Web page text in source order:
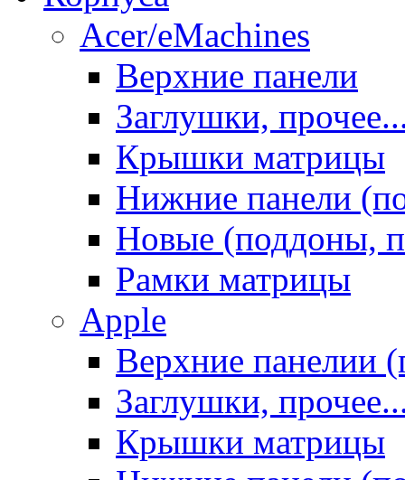
Acer/eMachines
Верхние панели
Заглушки,
Крышки матрицы
Нижние панели
Новые (поддоны,
Рамки матрицы
Apple
Верхние панелии
Заглушки,
Крышки матрицы